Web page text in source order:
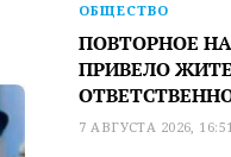
ОБЩЕСТВО
ПОВТОРНОЕ
ПРИВЕЛО
7 АВГУСТА 2026, 16:51